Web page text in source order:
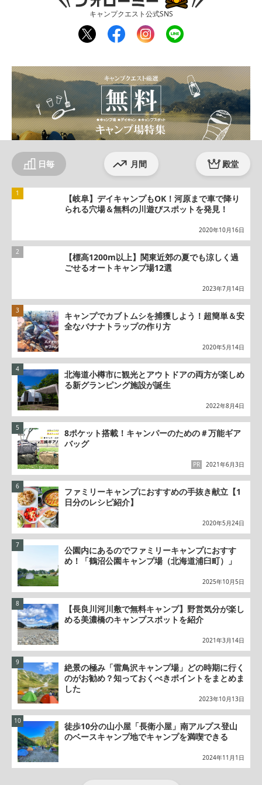
キャンプクエスト公式SNS
twit
ter
fac
ebo
inst
agr
line
日毎 月間 殿堂
【岐阜】デイキャンプもOK！河原まで車で降り
られる穴場＆無料の川遊びスポットを発見！
2020年10月16日
【標高1200m以上】関東近郊の夏でも涼しく過
ごせるオートキャンプ場12選
2023年7月14日
キャンプでカブトムシを捕獲しよう！超簡単＆安
全なバナナトラップの作り方
2020年5月14日
北海道小樽市に観光とアウトドアの両方が楽しめ
る新グランピング施設が誕生
2022年8月4日
8ポケット搭載！キャンパーのための＃万能ギア
バッグ
2021年6月3日
PR
ファミリーキャンプにおすすめの手抜き献立【1
日分のレシピ紹介】
2020年5月24日
公園内にあるのでファミリーキャンプにおすす
め！「鶴沼公園キャンプ場（北海道浦臼町）」
2025年10月5日
【長良川河川敷で無料キャンプ】野営気分が楽し
める美濃橋のキャンプスポットを紹介
2021年3月14日
絶景の極み「雷鳥沢キャンプ場」どの時期に行く
のがお勧め？知っておくべきポイントをまとめま
した
2023年10月13日
徒歩10分の山小屋「長衛小屋」南アルプス登山
のベースキャンプ地でキャンプを満喫できる
2024年11月1日